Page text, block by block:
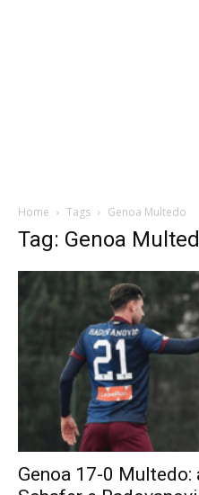
Home Tags Genoa Multedo
Tag: Genoa
Genoa 17-0 Multedo: